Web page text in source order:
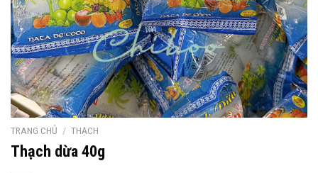
TRANG CHỦ / THẠCH
Thạch dừa 40g